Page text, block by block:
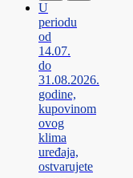
U
periodu
od
14.07.
do
31.08.2026.
godine,
kupovinom
ovog
klima
uređaja,
ostvarujete